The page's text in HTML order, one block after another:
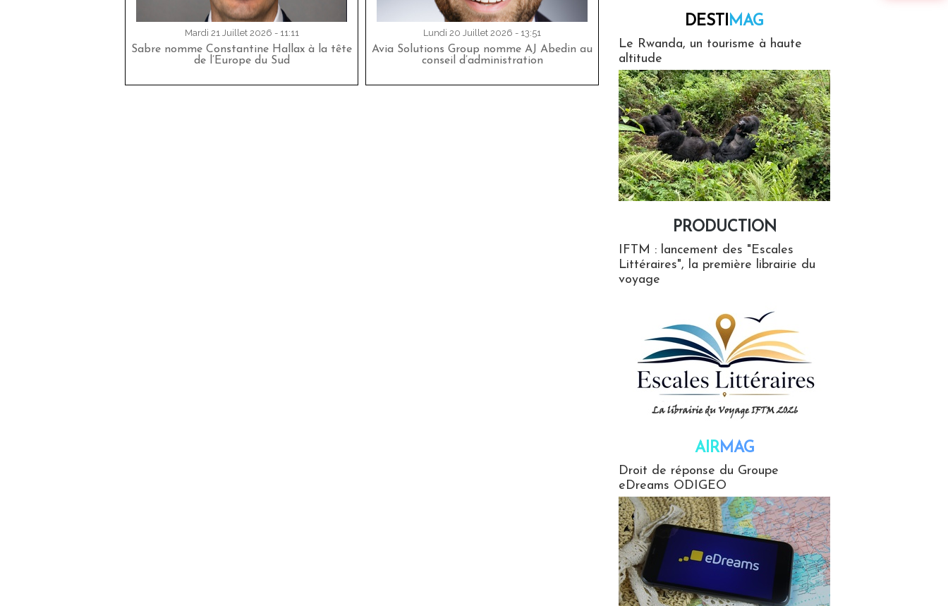
Mardi 21 Juillet 2026 - 11:11
Sabre nomme Constantine Hallax à la tête
de l’Europe du Sud
Lundi 20 Juillet 2026 - 13:51
Avia Solutions Group nomme AJ Abedin au
conseil d’administration
DESTIMAG
Le Rwanda, un tourisme à haute
altitude
PRODUCTION
IFTM : lancement des "Escales
Littéraires", la première librairie du
voyage
AIRMAG
Droit de réponse du Groupe
eDreams ODIGEO